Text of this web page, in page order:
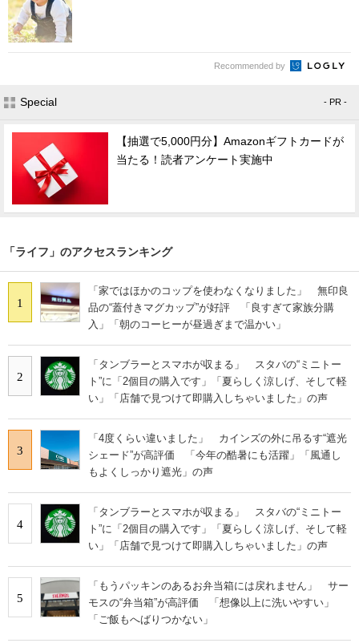
Recommended by
Special - PR -
【抽選で5,000円分】Amazonギフトカードが
当たる！読者アンケート実施中
「ライフ」のアクセスランキング
1
「家ではほかのコップを使わなくなりました」 無印良
品の“蓋付きマグカップ”が好評 「良すぎて家族分購
入」「朝のコーヒーが昼過ぎまで温かい」
2
「タンブラーとスマホが収まる」 スタバの“ミニトー
ト”に「2個目の購入です」「夏らしく涼しげ、そして軽
い」「店舗で見つけて即購入しちゃいました」の声
3
「4度くらい違いました」 カインズの外に吊るす“遮光
シェード”が高評価 「今年の酷暑にも活躍」「風通し
もよくしっかり遮光」の声
4
「タンブラーとスマホが収まる」 スタバの“ミニトー
ト”に「2個目の購入です」「夏らしく涼しげ、そして軽
い」「店舗で見つけて即購入しちゃいました」の声
5
「もうパッキンのあるお弁当箱には戻れません」 サー
モスの“弁当箱”が高評価 「想像以上に洗いやすい」
「ご飯もへばりつかない」